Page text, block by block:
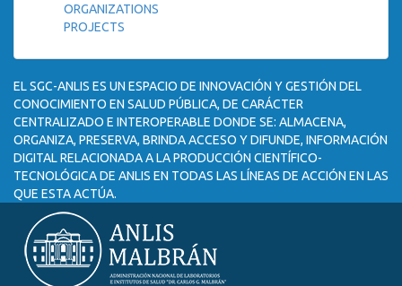
ORGANIZATIONS
PROJECTS
EL SGC-ANLIS ES UN ESPACIO DE INNOVACIÓN Y GESTIÓN DEL
CONOCIMIENTO EN SALUD PÚBLICA, DE CARÁCTER
CENTRALIZADO E INTEROPERABLE DONDE SE: ALMACENA,
ORGANIZA, PRESERVA, BRINDA ACCESO Y DIFUNDE, INFORMACIÓN
DIGITAL RELACIONADA A LA PRODUCCIÓN CIENTÍFICO-
TECNOLÓGICA DE ANLIS EN TODAS LAS LÍNEAS DE ACCIÓN EN LAS
QUE ESTA ACTÚA.